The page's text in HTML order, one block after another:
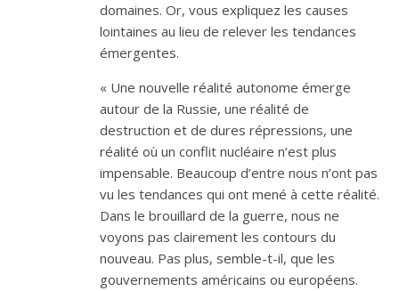
domaines. Or, vous expliquez les causes
lointaines au lieu de relever les tendances
émergentes.
« Une nouvelle réalité autonome émerge
autour de la Russie, une réalité de
destruction et de dures répressions, une
réalité où un conflit nucléaire n’est plus
impensable. Beaucoup d’entre nous n’ont pas
vu les tendances qui ont mené à cette réalité.
Dans le brouillard de la guerre, nous ne
voyons pas clairement les contours du
nouveau. Pas plus, semble-t-il, que les
gouvernements américains ou européens.